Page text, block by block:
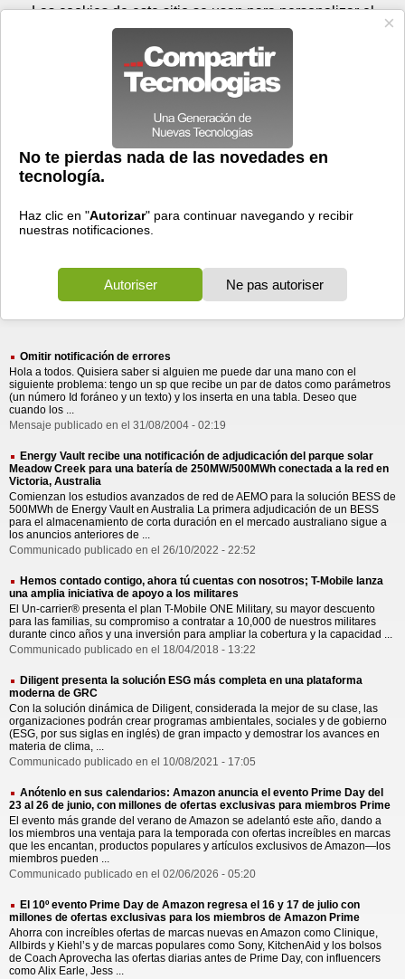
Prensa Videos
> recibe una notificacion
recibe una notificacion
18 resultados Ordenar por fecha-Ordenar por pertinencia
Omitir notificación de errores
Hola a todos. Quisiera saber si alguien me puede dar una mano con el
siguiente problema: tengo un sp que recibe un par de datos como parámetros
(un número Id foráneo y un texto) y los inserta en una tabla. Deseo que
cuando los ...
Mensaje publicado en el 31/08/2004 - 02:19
Energy Vault recibe una notificación de adjudicación del parque solar
Meadow Creek para una batería de 250MW/500MWh conectada a la red en
Victoria, Australia
Comienzan los estudios avanzados de red de AEMO para la solución BESS de
500MWh de Energy Vault en Australia La primera adjudicación de un BESS
para el almacenamiento de corta duración en el mercado australiano sigue a
los anuncios anteriores de ...
Communicado publicado en el 26/10/2022 - 22:52
Hemos contado contigo, ahora tú cuentas con nosotros; T-Mobile lanza
una amplia iniciativa de apoyo a los militares
El Un-carrier® presenta el plan T-Mobile ONE Military, su mayor descuento
para las familias, su compromiso a contratar a 10,000 de nuestros militares
durante cinco años y una inversión para ampliar la cobertura y la capacidad ...
Communicado publicado en el 18/04/2018 - 13:22
Diligent presenta la solución ESG más completa en una plataforma
moderna de GRC
Con la solución dinámica de Diligent, considerada la mejor de su clase, las
organizaciones podrán crear programas ambientales, sociales y de gobierno
(ESG, por sus siglas en inglés) de gran impacto y demostrar los avances en
materia de clima, ...
Communicado publicado en el 10/08/2021 - 17:05
Anótenlo en sus calendarios: Amazon anuncia el evento Prime Day del
23 al 26 de junio, con millones de ofertas exclusivas para miembros Prime
El evento más grande del verano de Amazon se adelantó este año, dando a
los miembros una ventaja para la temporada con ofertas increíbles en marcas
que les encantan, productos populares y artículos exclusivos de Amazon—los
miembros pueden ...
Communicado publicado en el 02/06/2026 - 05:20
El 10º evento Prime Day de Amazon regresa el 16 y 17 de julio con
millones de ofertas exclusivas para los miembros de Amazon Prime
Ahorra con increíbles ofertas de marcas nuevas en Amazon como Clinique,
Allbirds y Kiehl’s y de marcas populares como Sony, KitchenAid y los bolsos
de Coach Aprovecha las ofertas diarias antes de Prime Day, con influencers
como Alix Earle, Jess ...
Sábado 08 de agosto - 13:34 Registrar Conectar
Las cookies de este sitio se usan para personalizar el
contenido y los anuncios, para ofrecer funciones de medios
sociales y para analizar el tráfico. Además, compartimos
información sobre el uso que haga del sitio web con nuestros
partners de medios sociales, de publicidad y de análisis
web.
OK